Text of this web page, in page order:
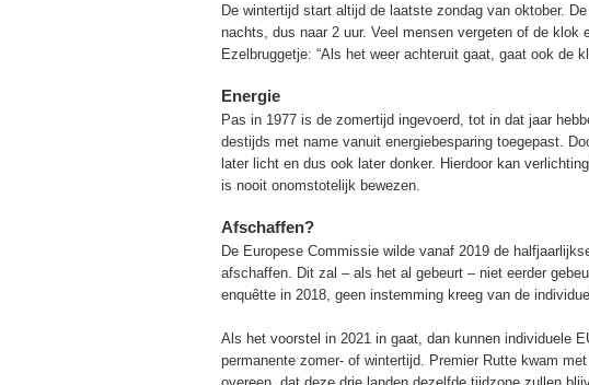
De wintertijd start altijd de laatste zondag van oktober.
nachts, dus naar 2 uur. Veel mensen vergeten of de klok
Ezelbruggetje: “Als het weer achteruit gaat, gaat ook de
Energie
Pas in 1977 is de zomertijd ingevoerd, tot in dat jaar
destijds met name vanuit energiebesparing toegepast.
later licht en dus ook later donker. Hierdoor kan
is nooit onomstotelijk bewezen.
Afschaffen?
De Europese Commissie wilde vanaf 2019 de
afschaffen. Dit zal – als het al gebeurt – niet eerder
enquêtte in 2018, geen instemming kreeg van de
Als het voorstel in 2021 in gaat, dan kunnen individuele
permanente zomer- of wintertijd. Premier Rutte kwam